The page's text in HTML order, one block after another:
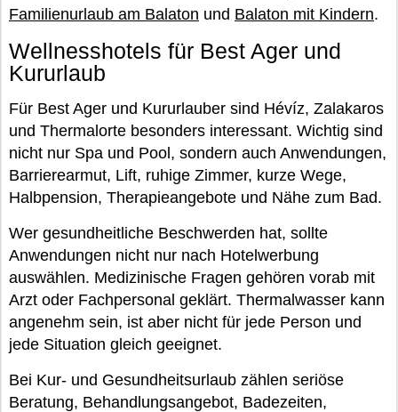
Familienurlaub am Balaton und Balaton mit Kindern.
Wellnesshotels für Best Ager und
Kururlaub
Für Best Ager und Kururlauber sind Hévíz, Zalakaros
und Thermalorte besonders interessant. Wichtig sind
nicht nur Spa und Pool, sondern auch Anwendungen,
Barrierearmut, Lift, ruhige Zimmer, kurze Wege,
Halbpension, Therapieangebote und Nähe zum Bad.
Wer gesundheitliche Beschwerden hat, sollte
Anwendungen nicht nur nach Hotelwerbung
auswählen. Medizinische Fragen gehören vorab mit
Arzt oder Fachpersonal geklärt. Thermalwasser kann
angenehm sein, ist aber nicht für jede Person und
jede Situation gleich geeignet.
Bei Kur- und Gesundheitsurlaub zählen seriöse
Beratung, Behandlungsangebot, Badezeiten,